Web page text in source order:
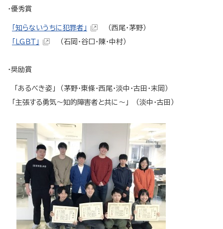
・優秀賞
「知らないうちに犯罪者」
（西尾・茅野）
「ＬＧＢＴ」
（石岡・谷口・陳・中村）
・奨励賞
「あるべき姿」 （茅野・東條・西尾・淡中・古田・末岡）
「主張する勇気～知的障害者と共に～」 （淡中・古田）